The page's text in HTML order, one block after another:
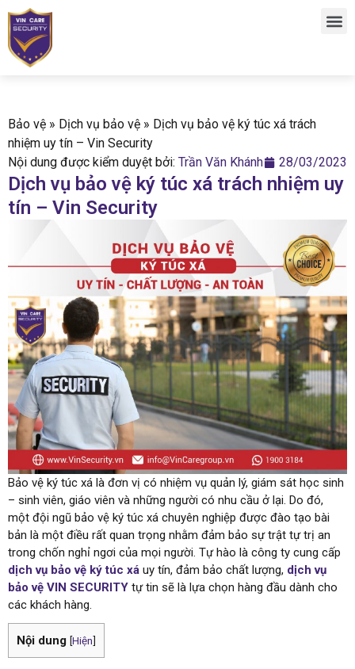
Bảo vệ » Dịch vụ bảo vệ » Dịch vụ bảo vệ ký túc xá trách
nhiệm uy tín – Vin Security
Nội dung được kiểm duyệt bởi: Trần Văn Khánh 28/03/2023
Dịch vụ bảo vệ ký túc xá trách nhiệm uy
tín – Vin Security
Bảo vệ ký túc xá là đơn vị có nhiệm vụ quản lý, giám sát học sinh
– sinh viên, giáo viên và những người có nhu cầu ở lại. Do đó,
một đội ngũ bảo vệ ký túc xá chuyên nghiệp được đào tạo bài
bản là một điều rất quan trọng nhằm đảm bảo sự trật tự trị an
trong chốn nghỉ ngơi của mọi người. Tự hào là công ty cung cấp
dịch vụ bảo vệ ký túc xá uy tín, đảm bảo chất lượng, dịch vụ
bảo vệ VIN SECURITY tự tin sẽ là lựa chọn hàng đầu dành cho
các khách hàng.
Nội dung [Hiện]